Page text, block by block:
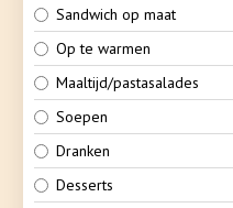
Sandwich op maat
Op te warmen
Maaltijd/pastasalades
Soepen
Dranken
Desserts